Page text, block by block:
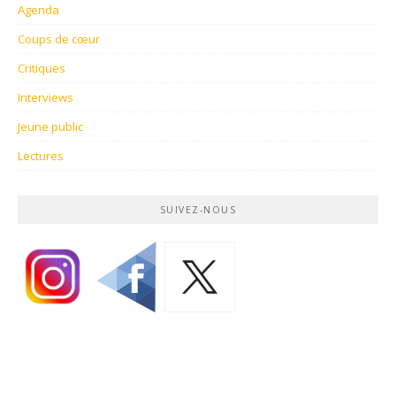
Agenda
Coups de cœur
Critiques
Interviews
Jeune public
Lectures
SUIVEZ-NOUS